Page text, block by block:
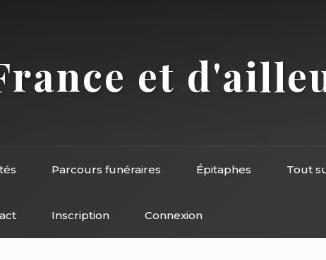
et
Parcours funéraires Épitaphes Tout
Inscription Connexion